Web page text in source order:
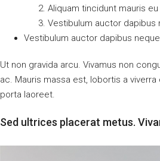
Aliquam tincidunt mauris eu
Vestibulum auctor dapibus
Vestibulum auctor dapibus
Ut non gravida arcu. Vivamus non
ac. Mauris massa est, lobortis a
porta laoreet.
Sed ultrices placerat metus.